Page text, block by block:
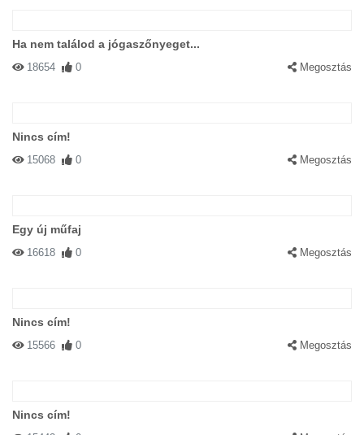
Ha nem találod a jógaszőnyeget...
18654 0 Megosztás
Nincs cím!
15068 0 Megosztás
Egy új műfaj
16618 0 Megosztás
Nincs cím!
15566 0 Megosztás
Nincs cím!